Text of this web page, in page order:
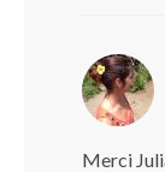
Merci